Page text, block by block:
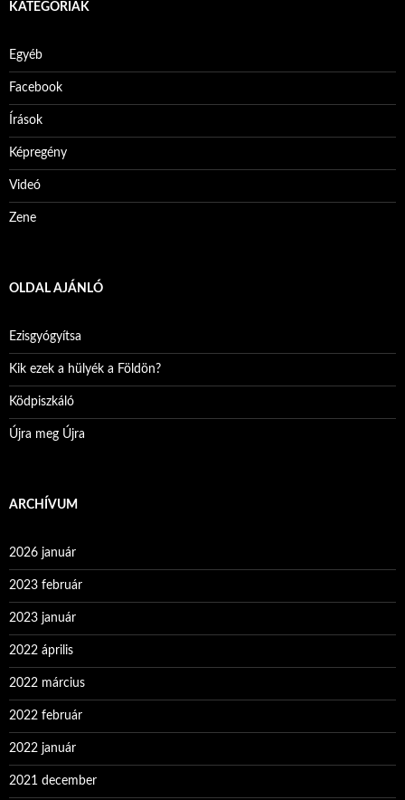
KATEGÓRIÁK
Egyéb
Facebook
Írások
Képregény
Videó
Zene
OLDAL AJÁNLÓ
Ezisgyógyítsa
Kik ezek a hülyék a Földön?
Ködpiszkáló
Újra meg Újra
ARCHÍVUM
2026 január
2023 február
2023 január
2022 április
2022 március
2022 február
2022 január
2021 december